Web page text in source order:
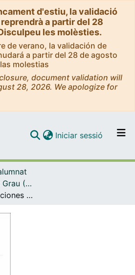
d'estiu, la validació
a partir del 28
les molèsties.
de verano, la validación de
a partir del 28 de agosto
molestias
document validation will
28, 2026. We apologize for
Navega per tot el DD
Iniciar sessió (current)
Treballs Finals de Grau (TFG) - Administració i Direcció d’Empreses i Matemàtiques (Doble Grau)
Valoración de Opciones Financieras mediante Procesos Estocásticos: El Modelo de Black-Scholes-Merton bajo el Enfoque de Martingalas